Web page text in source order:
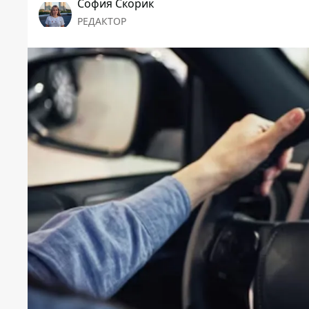
София Скорик
РЕДАКТОР